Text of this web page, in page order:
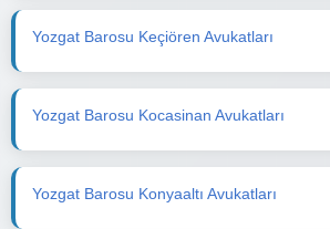
Yozgat Barosu Keçiören Avukatları
Yozgat Barosu Kocasinan Avukatları
Yozgat Barosu Konyaaltı Avukatları